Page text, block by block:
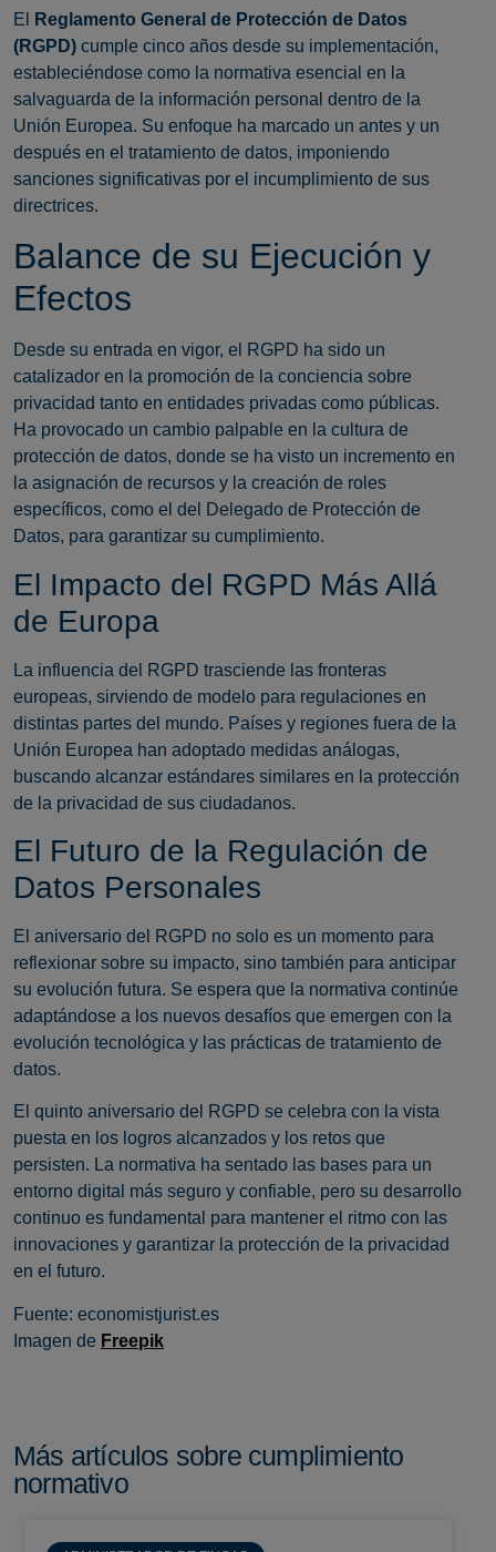
El
Reglamento General de Protección de Datos
(RGPD) cumple cinco años desde su implementación,
estableciéndose como la normativa esencial en la
salvaguarda de la información personal dentro de la
Unión Europea. Su enfoque ha marcado un antes y un
después en el tratamiento de datos, imponiendo
sanciones significativas por el incumplimiento de sus
directrices.
Balance de su Ejecución y
Efectos
Desde su entrada en vigor, el RGPD ha sido un
catalizador en la promoción de la conciencia sobre
privacidad tanto en entidades privadas como públicas.
Ha provocado un cambio palpable en la cultura de
protección de datos, donde se ha visto un incremento en
la asignación de recursos y la creación de roles
específicos, como el del Delegado de Protección de
Datos, para garantizar su cumplimiento.
El Impacto del RGPD Más Allá
de Europa
La influencia del RGPD trasciende las fronteras
europeas, sirviendo de modelo para regulaciones en
distintas partes del mundo. Países y regiones fuera de la
Unión Europea han adoptado medidas análogas,
buscando alcanzar estándares similares en la protección
de la privacidad de sus ciudadanos.
El Futuro de la Regulación de
Datos Personales
El aniversario del RGPD no solo es un momento para
reflexionar sobre su impacto, sino también para anticipar
su evolución futura. Se espera que la normativa continúe
adaptándose a los nuevos desafíos que emergen con la
evolución tecnológica y las prácticas de tratamiento de
datos.
El quinto aniversario del RGPD se celebra con la vista
puesta en los logros alcanzados y los retos que
persisten. La normativa ha sentado las bases para un
entorno digital más seguro y confiable, pero su desarrollo
continuo es fundamental para mantener el ritmo con las
innovaciones y garantizar la protección de la privacidad
en el futuro.
Fuente: economistjurist.es
Imagen de Freepik
Más artículos sobre cumplimiento
normativo